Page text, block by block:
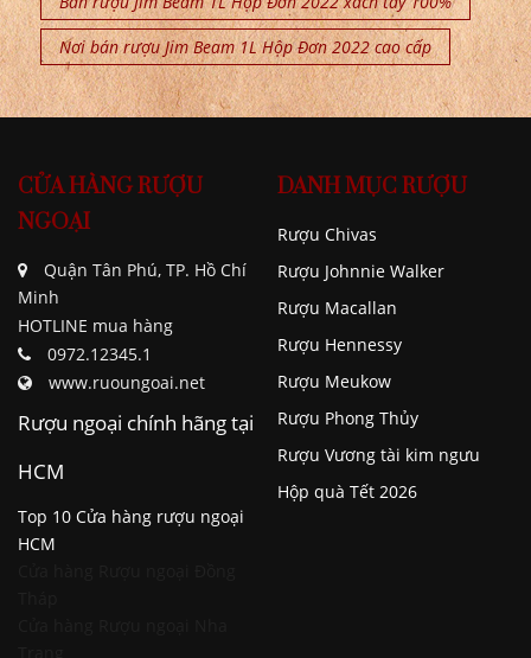
Nơi bán rượu Jim Beam 1L Hộp Đơn 2022 cao cấp
CỬA HÀNG RƯỢU
NGOẠI
Quận Tân Phú, TP. Hồ Chí
Minh
HOTLINE mua hàng
0972.12345.1
www.ruoungoai.net
Rượu ngoại chính hãng tại
HCM
Top 10 Cửa hàng rượu ngoại
HCM
DANH MỤC RƯỢU
Rượu Chivas
Rượu Johnnie Walker
Rượu Macallan
Rượu Hennessy
Rượu Meukow
Rượu Phong Thủy
Rượu Vương tài kim ngưu
Hộp quà Tết 2026